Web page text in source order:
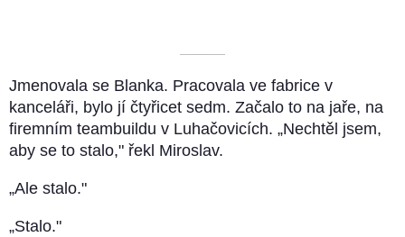
––––––––––
Jmenovala se Blanka. Pracovala ve fabrice v
kanceláři, bylo jí čtyřicet sedm. Začalo to na jaře, na
firemním teambuildu v Luhačovicích. „Nechtěl jsem,
aby se to stalo," řekl Miroslav.
„Ale stalo."
„Stalo."